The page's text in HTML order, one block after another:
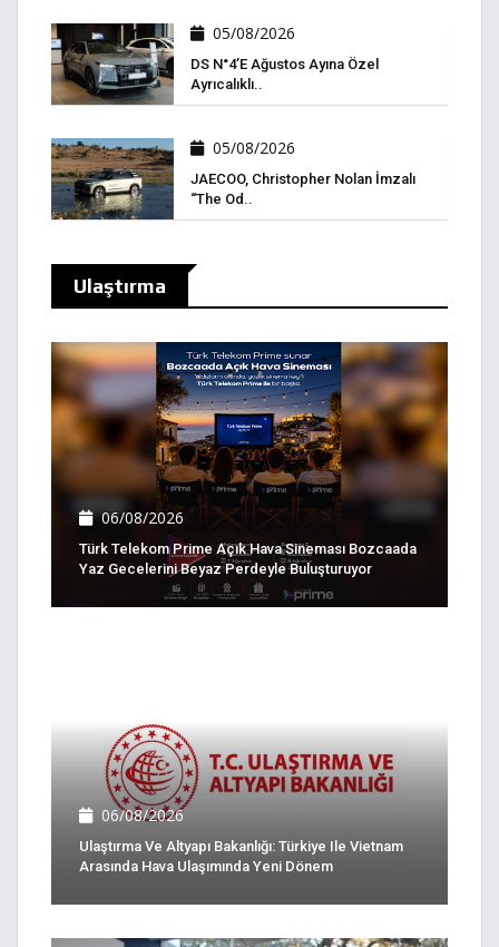
05/08/2026
DS N°4’e Ağustos Ayına Özel
Ayrıcalıklı..
05/08/2026
JAECOO, Christopher Nolan İmzalı
“The Od..
Ulaştırma
06/08/2026
Türk Telekom Prime Açık Hava Sineması Bozcaada
Yaz Gecelerini Beyaz Perdeyle Buluşturuyor
06/08/2026
Ulaştırma Ve Altyapı Bakanlığı: Türkiye Ile Vietnam
Arasında Hava Ulaşımında Yeni Dönem